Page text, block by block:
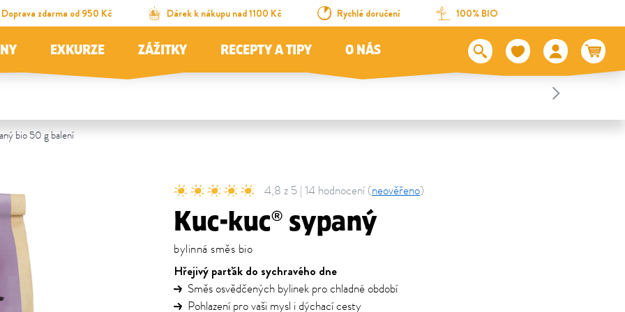
Doprava zdarma od 950 Kč Dárek k nákupu nad 1100 Kč Rychlé doručení 100% BIO
EXKURZE ZÁŽITKY RECEPTY A TIPY O NÁS
bio 50 g balení
4,8 z 5 | 14 hodnocení (neověřeno)
Kuc-kuc® sypaný
bylinná směs bio
Hřejivý parťák do sychravého dne
Směs osvědčených bylinek pro chladné období
Pohlazení pro vaši mysl i dýchací cesty